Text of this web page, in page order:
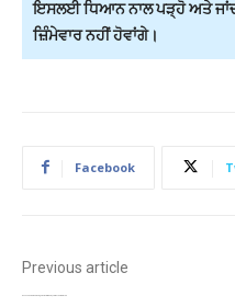
ਇਸਲਈ ਧਿਆਨ ਨਾਲ ਪੜ੍ਹੋ ਅਤੇ
ਜ਼ਿੰਮੇਵਾਰ ਨਹੀਂ ਹੋਵਾਂਗੇ।
Facebook
Previous article